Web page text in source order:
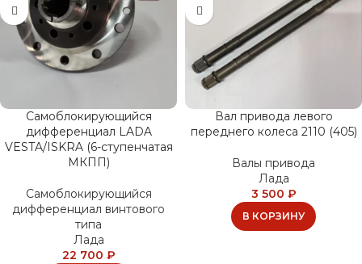
Самоблокирующийся
дифференциал LADA
VESTA/ISKRA (6-ступенчатая
МКПП)
Самоблокирующийся
дифференциал винтового
типа
Лада
22 700 ₽
Вал привода левого
переднего колеса 2110 (405)
Валы привода
Лада
3 500 ₽
В КОРЗИНУ